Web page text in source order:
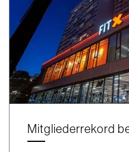
Mitgliederrekord